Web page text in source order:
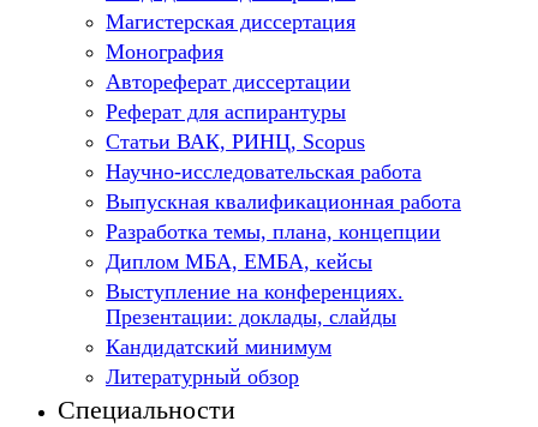
Магистерская диссертация
Монография
Автореферат диссертации
Реферат для аспирантуры
Статьи ВАК, РИНЦ, Scopus
Научно-исследовательская работа
Выпускная квалификационная работа
Разработка темы, плана, концепции
Диплом МБА, ЕМБА, кейсы
Выступление на конференциях.
Презентации: доклады, слайды
Кандидатский минимум
Литературный обзор
Специальности